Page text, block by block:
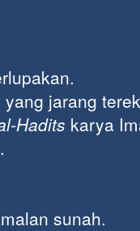
jarang
Hadits karya
sunah.